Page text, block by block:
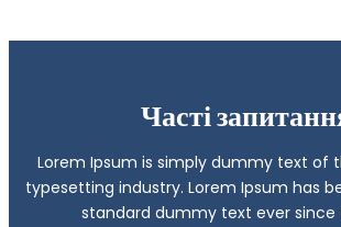
Часті
Lorem Ipsum is simply dummy text of
typesetting industry. Lorem Ipsum has
standard dummy text ever since